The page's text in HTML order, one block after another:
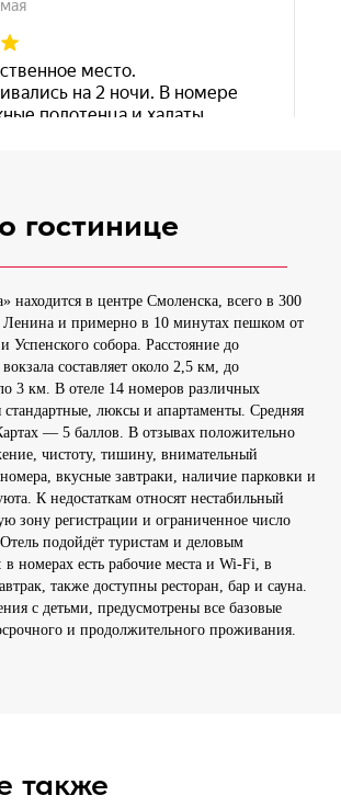
гостинице
находится в центре Смоленска, всего в 300
Ленина и примерно в 10 минутах пешком от
Успенского собора. Расстояние до
составляет около 2,5 км, до
3 км. В отеле 14 номеров различных
стандартные, люксы и апартаменты. Средняя
— 5 баллов. В отзывах положительно
чистоту, тишину, внимательный
вкусные завтраки, наличие парковки и
К недостаткам относят нестабильный
зону регистрации и ограниченное число
подойдёт туристам и деловым
номерах есть рабочие места и Wi‑Fi, в
также доступны ресторан, бар и сауна.
с детьми, предусмотрены все базовые
и продолжительного проживания.
также